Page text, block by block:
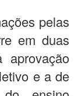
pelas
em duas
aprovação
e a de